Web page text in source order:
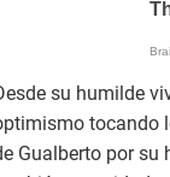
su humilde
tocando
Gualberto por su